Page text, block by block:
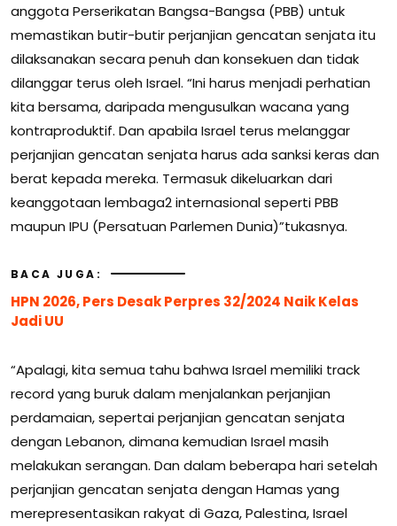
anggota Perserikatan Bangsa-Bangsa (PBB) untuk
memastikan butir-butir perjanjian gencatan senjata itu
dilaksanakan secara penuh dan konsekuen dan tidak
dilanggar terus oleh Israel. “Ini harus menjadi perhatian
kita bersama, daripada mengusulkan wacana yang
kontraproduktif. Dan apabila Israel terus melanggar
perjanjian gencatan senjata harus ada sanksi keras dan
berat kepada mereka. Termasuk dikeluarkan dari
keanggotaan lembaga2 internasional seperti PBB
maupun IPU (Persatuan Parlemen Dunia)”tukasnya.
BACA JUGA:
HPN 2026, Pers Desak Perpres 32/2024 Naik Kelas
Jadi UU
“Apalagi, kita semua tahu bahwa Israel memiliki track
record yang buruk dalam menjalankan perjanjian
perdamaian, sepertai perjanjian gencatan senjata
dengan Lebanon, dimana kemudian Israel masih
melakukan serangan. Dan dalam beberapa hari setelah
perjanjian gencatan senjata dengan Hamas yang
merepresentasikan rakyat di Gaza, Palestina, Israel